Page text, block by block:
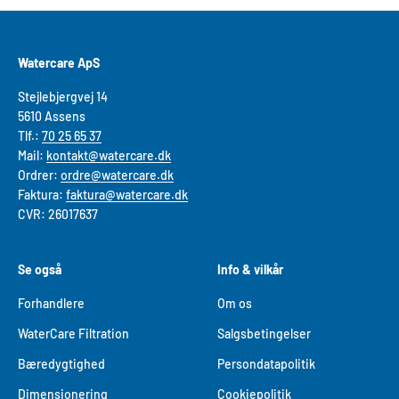
Watercare ApS
Stejlebjergvej 14
5610 As​sens
Tlf.: 70 25 65 37
Mail: kontakt@watercare.dk
Ordrer: ordre@watercare.dk
Faktura: faktura@watercare.dk
CVR: 26017637
Se også
Forhandlere
WaterCare Filtration
Bæredygtighed
Dimensionering
Info & vilkår
Om os
Salgsbetingelser
Persondatapolitik
Cookiepolitik